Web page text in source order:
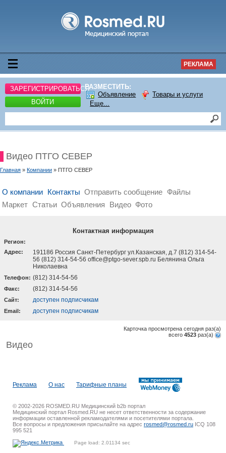
РЕКЛАМА
ЗАРЕГИСТРИРОВАТЬСЯ
ВОЙТИ
РАЗМЕСТИТЬ:
Объявление
Товары и услуги
Еще...
Видео ПТГО СЕВЕР
Главная » Компании » ПТГО СЕВЕР
О компании Контакты Отправить сообщение Файлы
Маркет Статьи Объявления Видео Фото
Контактная информация
Регион:
Адрес:
191186 Россия Санкт-Петербург ул.Казанская, д.7 (812) 314-54-
56 (812) 314-54-56 office@ptgo-sever.spb.ru Белянина Ольга
Николаевна
Телефон: (812) 314-54-56
Факс: (812) 314-54-56
Cайт: доступен подписчикам
Email: доступен подписчикам
Карточка просмотрена сегодня раз(a)
всего 4523 раз(a)
Видео
Реклама О нас Тарифные планы
© 2002-2026 ROSMED.RU Медицинский b2b портал
Медицинский портал Rosmed.RU не несет ответственности за содержание
информации оставленной рекламодателями и посетителями портала.
Все вопросы и предложения присылайте на адрес rosmed@rosmed.ru ICQ 108
995 521
Page load: 2.01134 sec